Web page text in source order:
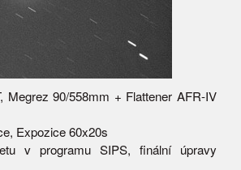
Megrez 90/558mm + Flattener AFR-IV
Expozice 60x20s
v programu SIPS, finální úpravy